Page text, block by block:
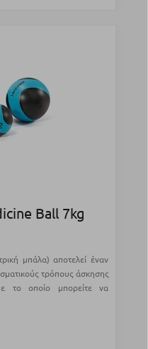
Ball 7kg
μπάλα) αποτελεί έναν
τρόπους άσκησης
το οποίο μπορείτε να